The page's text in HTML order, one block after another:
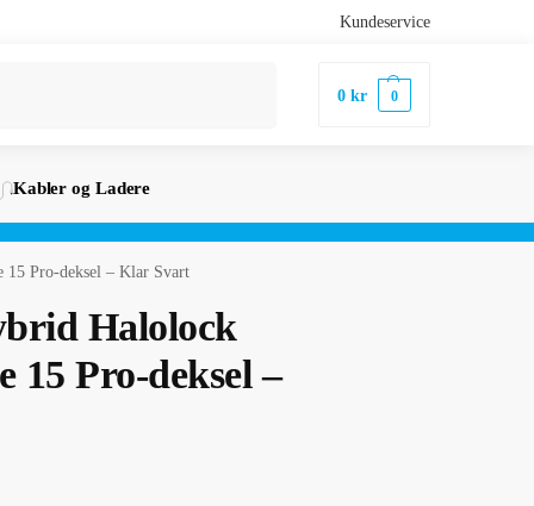
Kundeservice
0kr 0
Kabler og Ladere
15 Pro-deksel – Klar Svart
Halolock
15 Pro-deksel –